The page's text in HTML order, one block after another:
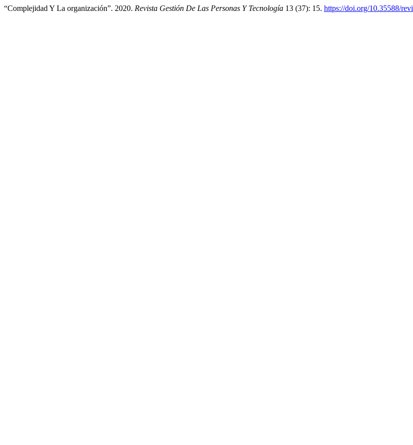
“Complejidad Y La organización”. 2020. Revista Gestión De Las Personas Y Tecnología 13 (37): 15. https://doi.org/10.35588/